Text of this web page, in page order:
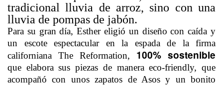
tradicional lluvia de arroz, sino con una
lluvia de pompas de jabón.
Para su gran día, Esther eligió un diseño con caída y
un escote espectacular en la espada de la firma
californiana The Reformation, 100% sostenible
que elabora sus piezas de manera eco-friendly, que
acompañó con unos zapatos de Asos y un bonito